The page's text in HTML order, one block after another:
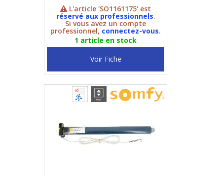
L'article 'SO1161175' est
réservé aux professionnels.
Si vous avez un compte
professionnel, connectez-vous.
1 article en stock
Voir Fiche